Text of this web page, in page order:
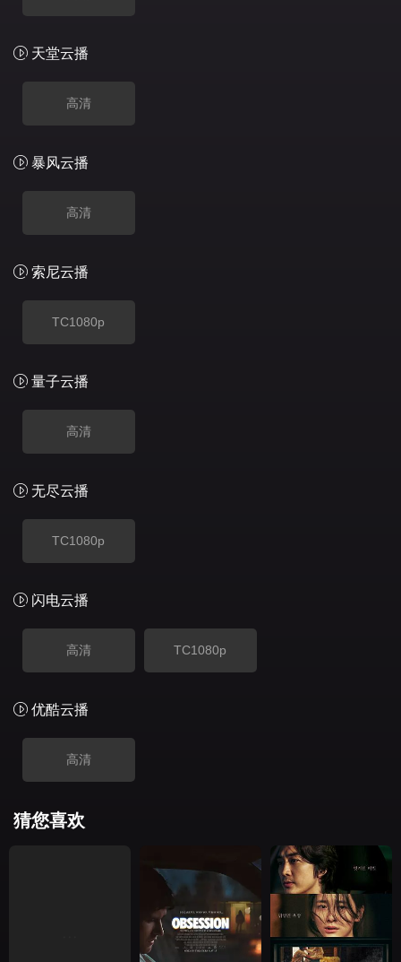
天堂云播
高清
暴风云播
高清
索尼云播
TC1080p
量子云播
高清
无尽云播
TC1080p
闪电云播
高清 TC1080p
优酷云播
高清
猜您喜欢